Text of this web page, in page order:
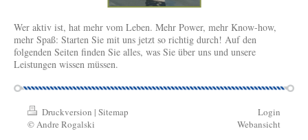
Wer aktiv ist, hat mehr vom Leben. Mehr Power, mehr Know-how,
mehr Spaß: Starten Sie mit uns jetzt so richtig durch! Auf den
folgenden Seiten finden Sie alles, was Sie über uns und unsere
Leistungen wissen müssen.
Druckversion | Sitemap
© Andre Rogalski
Login
Webansicht